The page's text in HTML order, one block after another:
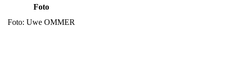
Foto
Foto: Uwe OMMER